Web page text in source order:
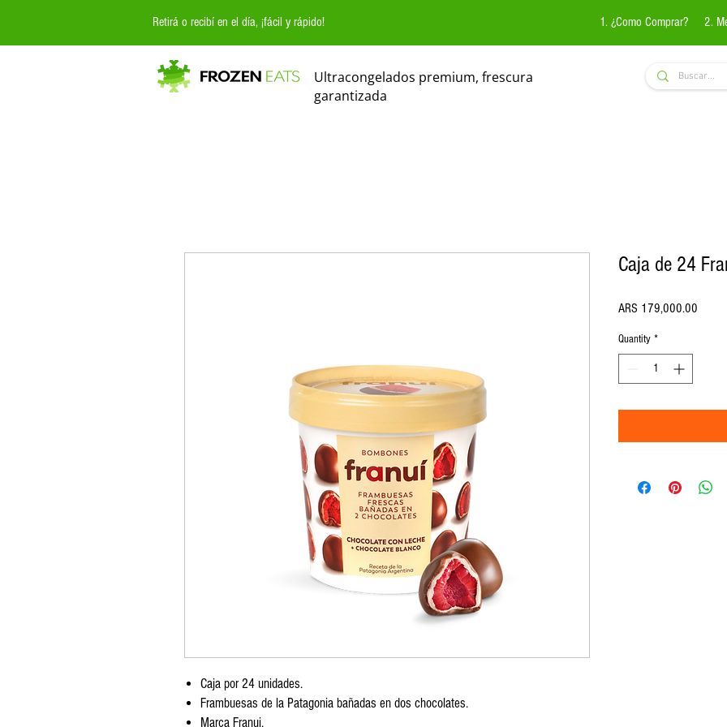
Retirá o recibí en el día, ¡fácil y rápido! 1. ¿Como Comprar? 2.
Ultracongelados premium, frescura
garantizada
Caja por 24 unidades.
Frambuesas de la Patagonia bañadas en dos chocolates.
Marca Franui.
Caja de 24
ARS 179,000.00
Quantity *